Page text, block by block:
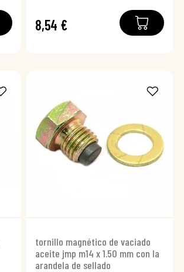
8,54 €
tornillo magnético de vaciado
aceite jmp m14 x 1.50 mm con la
arandela de sellado